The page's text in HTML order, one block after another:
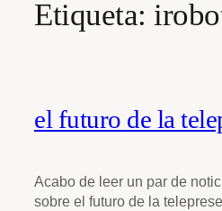
Etiqueta:
el futuro de la
Acabo de leer un par de
sobre el futuro de la